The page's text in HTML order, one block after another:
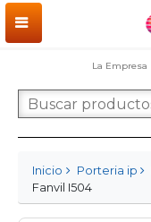
La Empresa
Inicio Porteria ip
Fanvil I504